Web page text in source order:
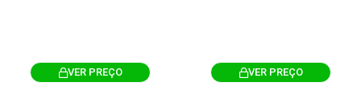
VER PREÇO VER PREÇO